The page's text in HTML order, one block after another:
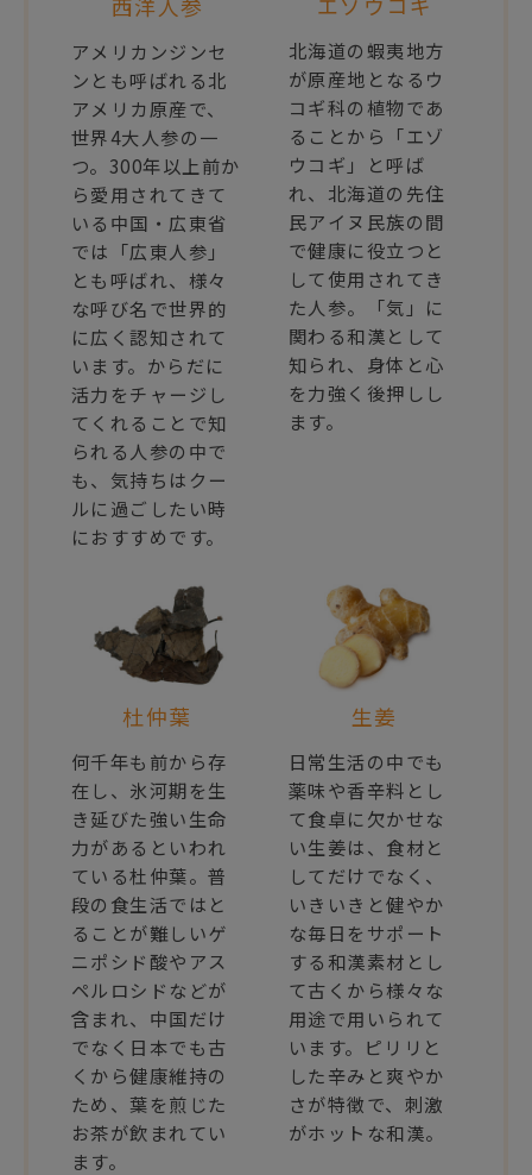
アメリカンジンセ
ンとも呼ばれる北
アメリカ原産で、
世界4大人参の一
つ。300年以上前か
ら愛用されてきて
いる中国・広東省
では「広東人参」
とも呼ばれ、様々
な呼び名で世界的
に広く認知されて
います。からだに
活力をチャージし
てくれることで知
られる人参の中で
も、気持ちはクー
ルに過ごしたい時
におすすめです。
北海道の蝦夷地方
が原産地となるウ
コギ科の植物であ
ることから「エゾ
ウコギ」と呼ば
れ、北海道の先住
民アイヌ民族の間
で健康に役立つと
して使用されてき
た人参。「気」に
関わる和漢として
知られ、身体と心
を力強く後押しし
ます。
杜仲葉
何千年も前から存
在し、氷河期を生
き延びた強い生命
力があるといわれ
ている杜仲葉。普
段の食生活ではと
ることが難しいゲ
ニポシド酸やアス
ペルロシドなどが
含まれ、中国だけ
でなく日本でも古
くから健康維持の
ため、葉を煎じた
お茶が飲まれてい
ます。
生姜
日常生活の中でも
薬味や香辛料とし
て食卓に欠かせな
い生姜は、食材と
してだけでなく、
いきいきと健やか
な毎日をサポート
する和漢素材とし
て古くから様々な
用途で用いられて
います。ピリリと
した辛みと爽やか
さが特徴で、刺激
がホットな和漢。